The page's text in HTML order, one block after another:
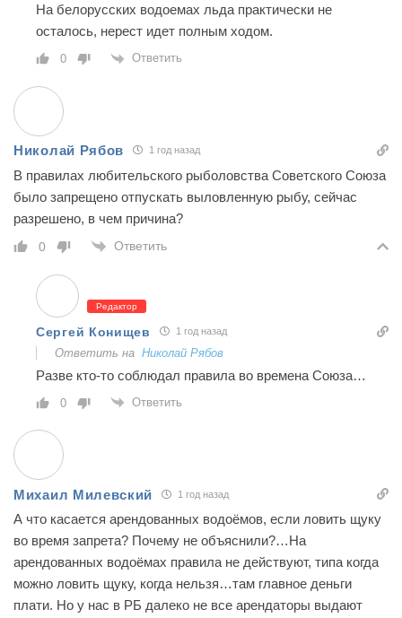
На белорусских водоемах льда практически не
осталось, нерест идет полным ходом.
0 Ответить
Николай Рябов 1 год назад
В правилах любительского рыболовства Советского Союза
было запрещено отпускать выловленную рыбу, сейчас
разрешено, в чем причина?
0 Ответить
Редактор
Сергей Конищев 1 год назад
Ответить на Николай Рябов
Разве кто-то соблюдал правила во времена Союза…
0 Ответить
Михаил Милевский 1 год назад
А что касается арендованных водоёмов, если ловить щуку
во время запрета? Почему не объяснили?…На
арендованных водоёмах правила не действуют, типа когда
можно ловить щуку, когда нельзя…там главное деньги
плати. Но у нас в РБ далеко не все арендаторы выдают